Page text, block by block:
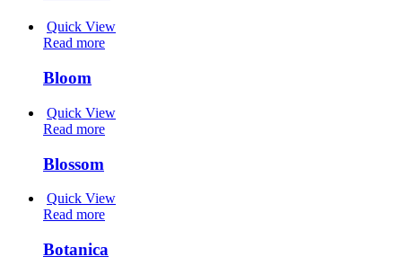
Quick View
Read more
Bloom
Quick View
Read more
Blossom
Quick View
Read more
Botanica